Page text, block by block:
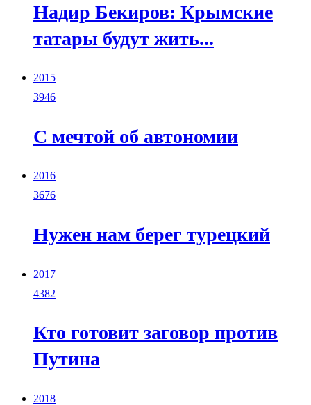
Надир Бекиров: Крымские
татары будут жить...
2015
3946
С мечтой об автономии
2016
3676
Нужен нам берег турецкий
2017
4382
Кто готовит заговор против
Путина
2018